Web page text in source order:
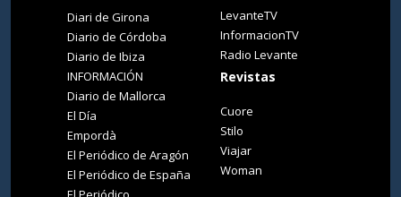
Diari de Girona
Diario de Córdoba
Diario de Ibiza
INFORMACIÓN
Diario de Mallorca
El Día
Empordà
El Periódico de Aragón
El Periódico de España
LevanteTV
InformacionTV
Radio Levante
Revistas
Cuore
Stilo
Viajar
Woman